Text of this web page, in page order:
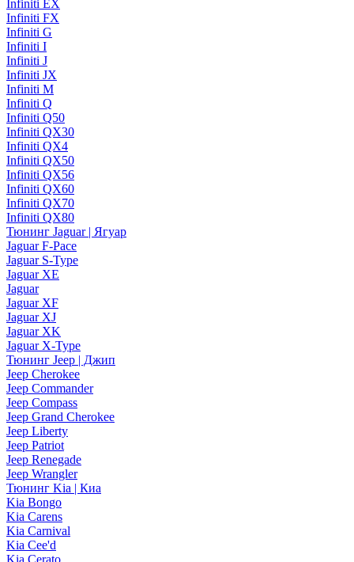
Infiniti EX
Infiniti FX
Infiniti G
Infiniti I
Infiniti J
Infiniti JX
Infiniti M
Infiniti Q
Infiniti Q50
Infiniti QX30
Infiniti QX4
Infiniti QX50
Infiniti QX56
Infiniti QX60
Infiniti QX70
Infiniti QX80
Тюнинг Jaguar | Ягуар
Jaguar F-Pace
Jaguar S-Type
Jaguar XE
Jaguar
Jaguar XF
Jaguar XJ
Jaguar XK
Jaguar X-Type
Тюнинг Jeep | Джип
Jeep Cherokee
Jeep Commander
Jeep Compass
Jeep Grand Cherokee
Jeep Liberty
Jeep Patriot
Jeep Renegade
Jeep Wrangler
Тюнинг Kia | Киа
Kia Bongo
Kia Carens
Kia Carnival
Kia Cee'd
Kia Cerato